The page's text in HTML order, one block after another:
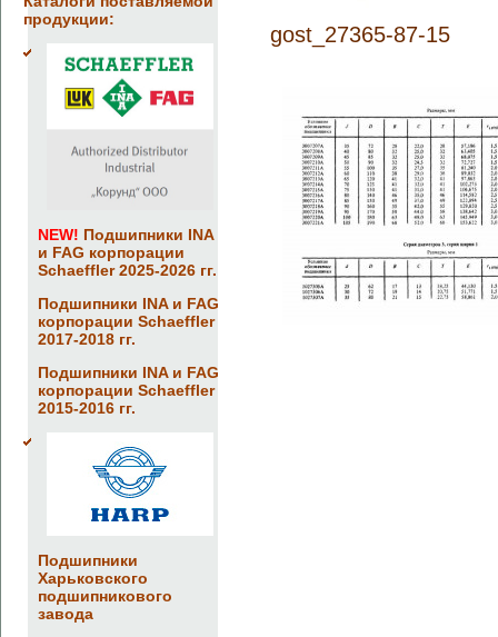
продукции:
NEW! Подшипники INA
и FAG корпорации
Schaeffler 2025-2026 гг.
Подшипники INA и FAG
корпорации Schaeffler
2017-2018 гг.
Подшипники INA и FAG
корпорации Schaeffler
2015-2016 гг.
Подшипники
Харьковского
подшипникового
завода
gost_27365-87-15